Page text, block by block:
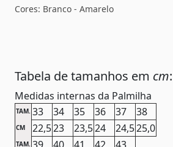
Cores: Branco - Amarelo
Tabela de tamanhos em cm:
Medidas internas da Palmilha
TAM. 33 34 35 36 37 38
CM 22,523 23,524 24,525,0
TAM.